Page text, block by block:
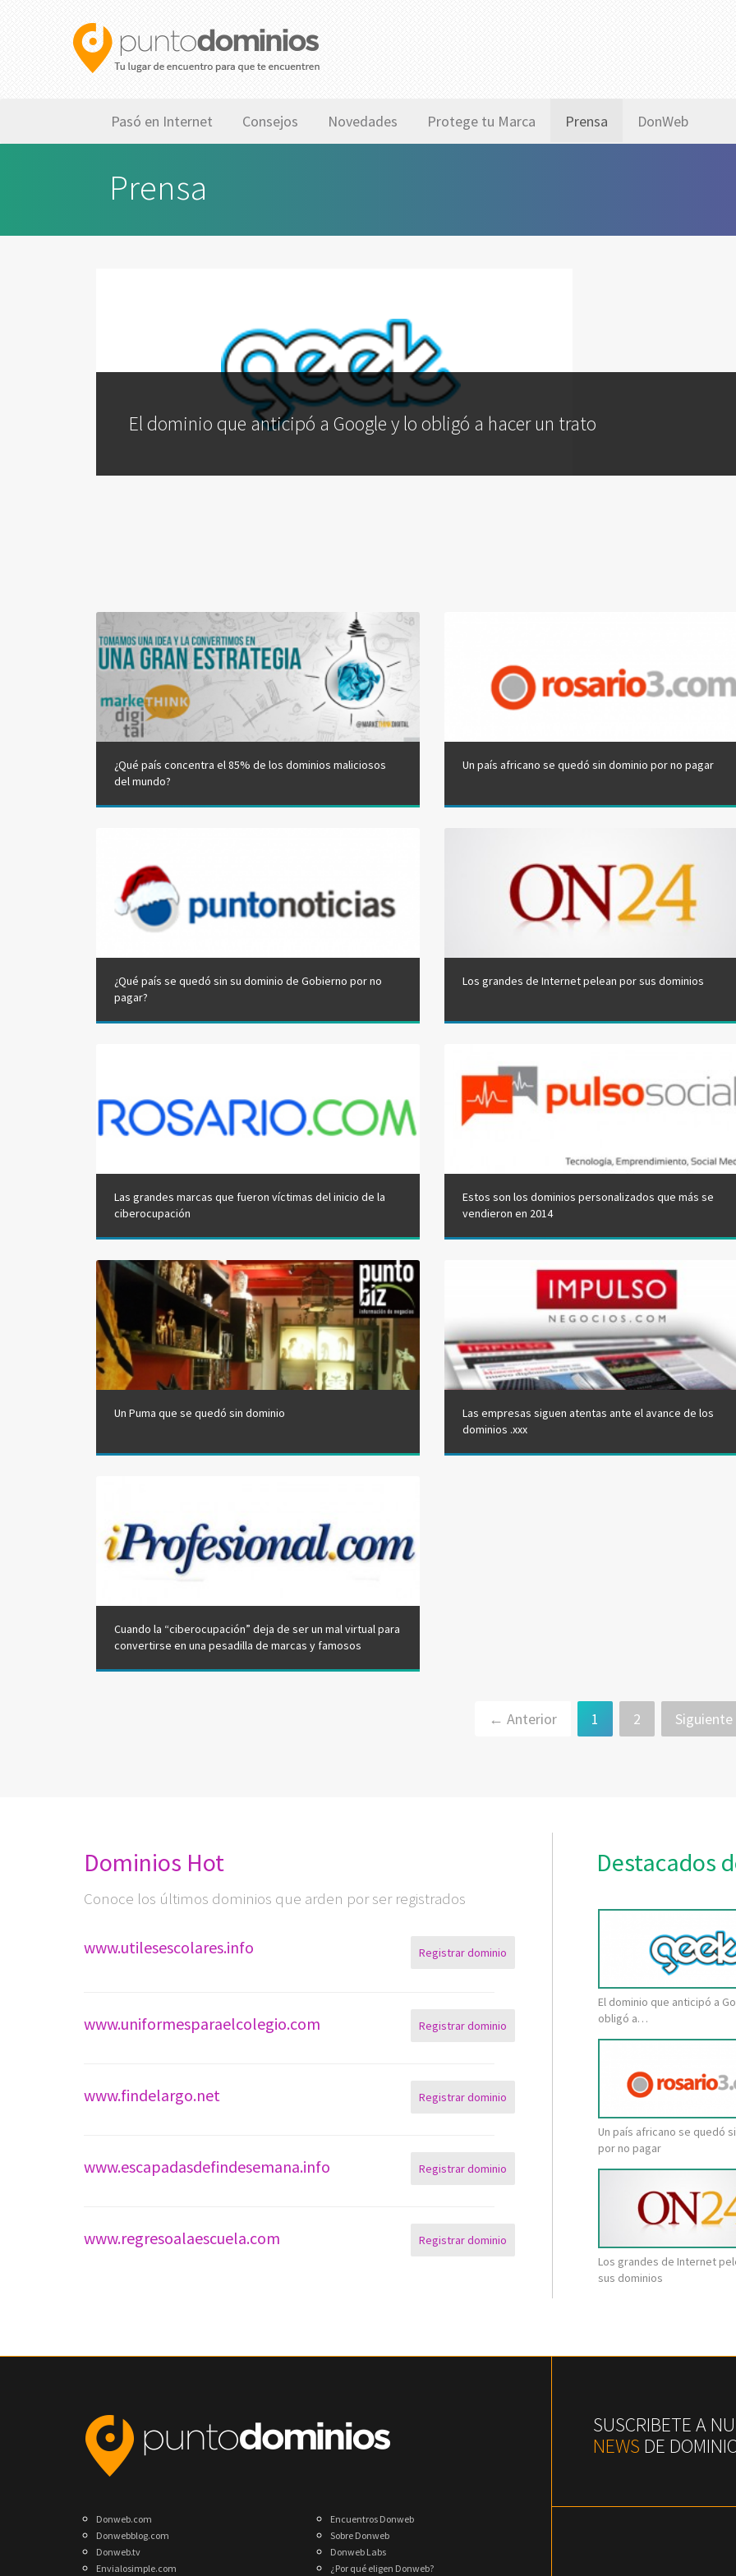
Pasó en Internet Consejos Novedades Protege tu Marca Prensa DonWeb
Prensa
El dominio que anticipó a Google y lo obligó a hacer un trato
¿Qué país concentra el 85% de los dominios maliciosos
del mundo?
Un país africano se quedó sin dominio por no pagar
¿Qué país se quedó sin su dominio de Gobierno por no
pagar?
Los grandes de Internet pelean por sus dominios
Las grandes marcas que fueron víctimas del inicio de la
ciberocupación
Estos son los dominios personalizados que más se
vendieron en 2014
Un Puma que se quedó sin dominio
Las empresas siguen atentas ante el avance de los
dominios .xxx
Cuando la “ciberocupación” deja de ser un mal virtual para
convertirse en una pesadilla de marcas y famosos
← Anterior 1 2
Dominios Hot
Conoce los últimos dominios que arden por ser registrados
www.utilesescolares.info Registrar dominio
www.uniformesparaelcolegio.com Registrar dominio
www.findelargo.net Registrar dominio
www.escapadasdefindesemana.info Registrar dominio
www.regresoalaescuela.com Registrar dominio
Destacados
El dominio que anticipó a
obligó a…
Un país africano se quedó
por no pagar
Los grandes de Internet
sus dominios
Donweb.com
Donwebblog.com
Donweb.tv
Envialosimple.com
Encuentros Donweb
Sobre Donweb
Donweb Labs
¿Por qué eligen Donweb?
SUSCRIBETE A
NEWS DE